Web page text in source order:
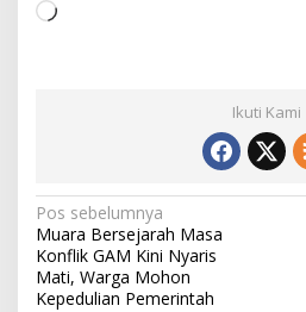
.
.
Ikuti Kami
N
a
v
Pos sebelumnya
Muara Bersejarah Masa
Konflik GAM Kini Nyaris
Mati, Warga Mohon
Kepedulian Pemerintah